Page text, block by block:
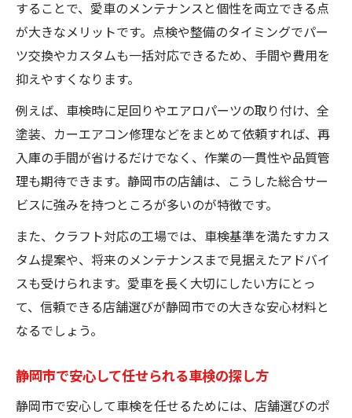
することで、愛車のメンテナンスと個性を両立できる点
が大きなメリットです。点検や整備のタイミングでパー
ツ交換やカスタムも一括対応できるため、手間や費用を
抑えやすくなります。
例えば、車検時に足回りやエアロパーツの取り付け、全
塗装、カーエアコン修理などをまとめて依頼すれば、再
入庫の手間が省けるだけでなく、作業の一貫性や品質管
理も期待できます。静岡市の店舗は、こうした総合サー
ビスに強みを持つところが多いのが特徴です。
また、クラフト対応の工場では、車検基準を満たすカス
タム提案や、将来のメンテナンスまで見据えたアドバイ
スも受けられます。愛車を長く大切にしたい方にとっ
て、信頼できる店舗選びが静岡市での大きな安心材料と
なるでしょう。
静岡市で安心して任せられる車検の探し方
静岡市で安心して車検を任せるためには、店舗選びのポ